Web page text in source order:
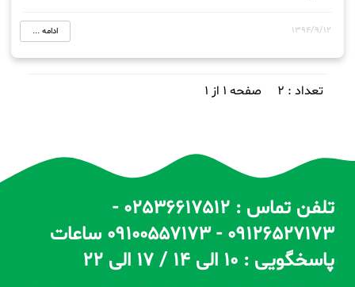
1394/9/12 ادامه ...
تعداد : 2 صفحه 1 از 1
تلفن تماس : 02536617512 -
09126527173 - 09100557173 ساعات
پاسخگویی : 10 الی 14 / 17 الی 22